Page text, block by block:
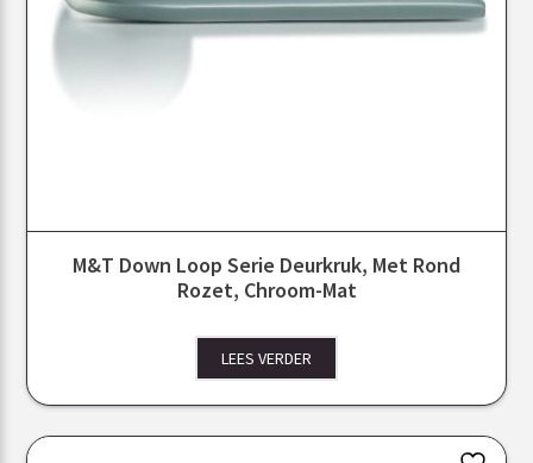
M&T Down Loop Serie Deurkruk, Met Rond
Rozet, Chroom-Mat
LEES VERDER